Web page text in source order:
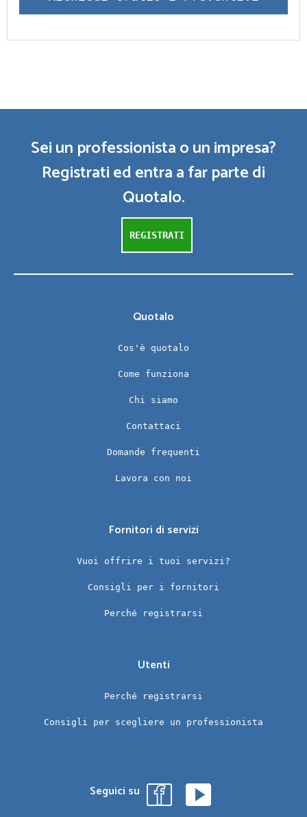
Sei un professionista o un impresa?
Registrati ed entra a far parte di
Quotalo.
REGISTRATI
Quotalo
Cos'è quotalo
Come funziona
Chi siamo
Contattaci
Domande frequenti
Lavora con noi
Fornitori di servizi
Vuoi offrire i tuoi servizi?
Consigli per i fornitori
Perché registrarsi
Utenti
Perché registrarsi
Consigli per scegliere un professionista
Seguici su